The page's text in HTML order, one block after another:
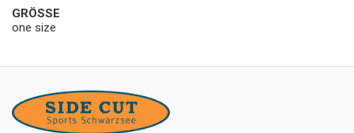
GRÖSSE
one size